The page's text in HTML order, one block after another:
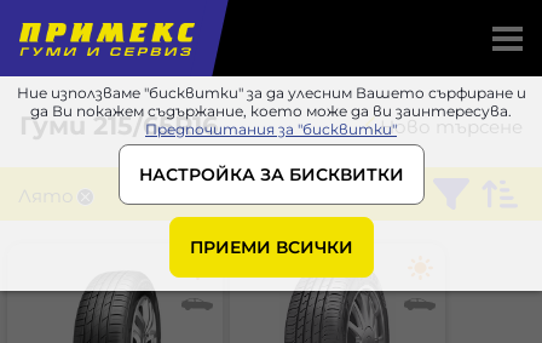
Ние използваме "бисквитки" за да улесним Вашето сърфиране и
да Ви покажем съдържание, което може да ви заинтересува.
Предпочитания за "бисквитки"
НАСТРОЙКА ЗА БИСКВИТКИ
ПРИЕМИ ВСИЧКИ
Ново търсене
Гуми215/65R16
Лято